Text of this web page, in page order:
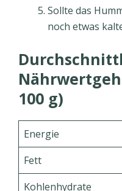
Sollte das
noch etwas
100 g)
Energie
Fett
Kohlenhydrate